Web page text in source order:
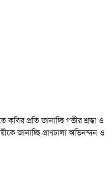
কবির প্রতি জানাচ্ছি গভীর শ্রদ্ধা ও
জানাচ্ছি প্রাণঢালা অভিনন্দন ও